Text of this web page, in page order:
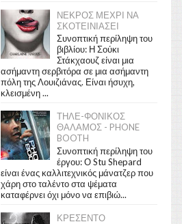
ΝΕΚΡΟΣ ΜΕΧΡΙ ΝΑ
ΣΚΟΤΕΙΝΙΑΣΕΙ
Συνοπτική περίληψη του
βιβλίου: Η Σούκι
Στάκχαουζ είναι μια
ασήμαντη σερβιτόρα σε μια ασήμαντη
πόλη της Λουιζιάνας. Είναι ήσυχη,
κλεισμένη ...
ΤΗΛΕ-ΦΟΝΙΚΟΣ
ΘΑΛΑΜΟΣ - PHONE
BOOTH
Συνοπτική περίληψη του
έργου: Ο Stu Shepard
είναι ένας καλλιτεχνικός μάνατζερ που
χάρη στο ταλέντο στα ψέματα
καταφέρνει όχι μόνο να επιβιώ...
ΚΡΕΣΕΝΤΟ